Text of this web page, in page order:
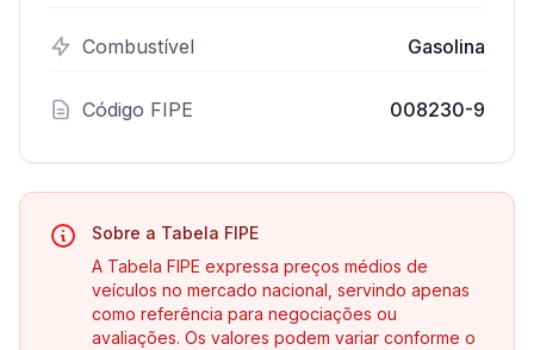
Combustível Gasolina
Código FIPE 008230-9
Sobre a Tabela FIPE
A Tabela FIPE expressa preços médios de
veículos no mercado nacional, servindo apenas
como referência para negociações ou
avaliações. Os valores podem variar conforme o